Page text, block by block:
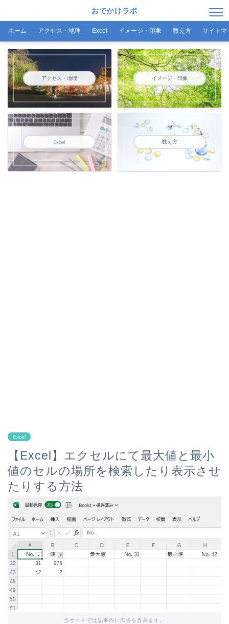
おでかけラボ
ホーム アクセス・地理 Excel イメージ・印象 数え方 サイトマ
アクセス・地理 イメージ・印象
Excel 数え方
Excel
【Excel】エクセルにて最大値と最小
値のセルの場所を検索したり表示させ
たりする方法
当サイトでは記事内に広告を含みます。